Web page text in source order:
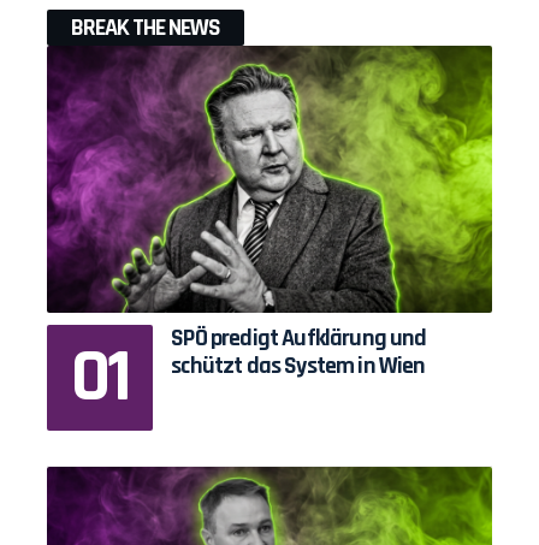
BREAK THE NEWS
SPÖ predigt Aufklärung und
schützt das System in Wien